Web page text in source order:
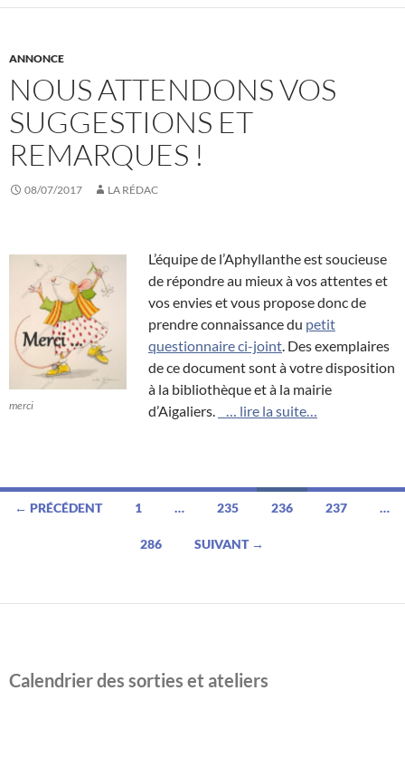
ANNONCE
NOUS ATTENDONS VOS
SUGGESTIONS ET
REMARQUES !
08/07/2017 LA RÉDAC
merci
L’équipe de l’Aphyllanthe est soucieuse
de répondre au mieux à vos attentes et
vos envies et vous propose donc de
prendre connaissance du petit
questionnaire ci-joint. Des exemplaires
de ce document sont à votre disposition
à la bibliothèque et à la mairie
d’Aigaliers.
… lire la suite…
Navigation
← PRÉCÉDENT 1 … 235 236 237 …
286 SUIVANT →
Calendrier des sorties et ateliers